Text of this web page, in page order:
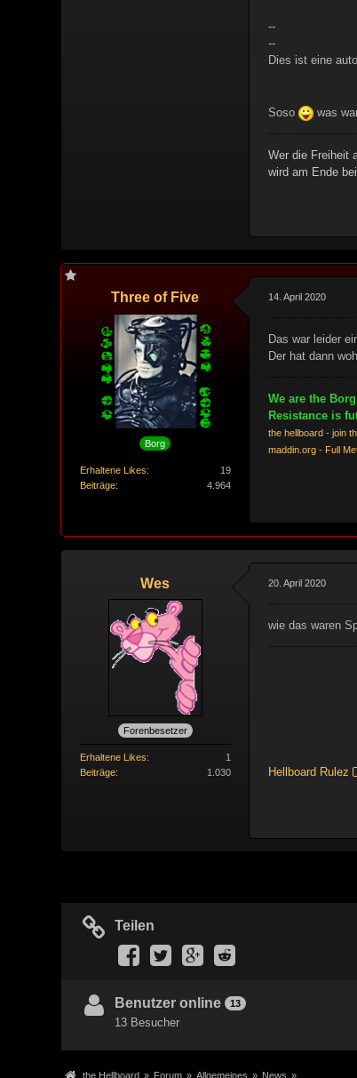
--
--
Dies ist eine
Soso was
Wer die Freiheit
wird am Ende
Three of Five
Borg
Erhaltene Likes
19
Beiträge
4.964
14. April 2020
Das war leider
Der hat dann
We are the
Resistance is
the hellboard - join
maddin.org - Full
Wes
Forenbesetzer
Erhaltene Likes
1
Beiträge
1.030
20. April 2020
wie das waren
Hellboard Rulez
Teilen
Benutzer online 13
13 Besucher
the Hellboard » Forum » Allgemeines » News »